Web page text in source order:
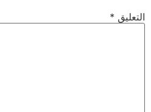
التعليق *